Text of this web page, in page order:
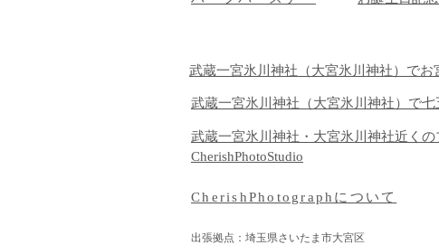
武蔵一宮氷川神社（大宮氷川神社）でお
武蔵一宮氷川神社（大宮氷川神社）で
武蔵一宮氷川神社・大宮氷川神社近く
CherishPhotoStudio
CherishPhotographについて
出張拠点：埼玉県さいたま市大宮区